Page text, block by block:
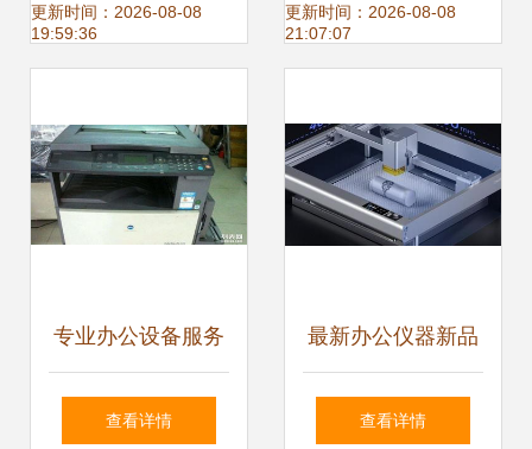
家生活更便捷
更新时间：2026-08-08
19:59:36
卖指南
更新时间：2026-08-08
21:07:07
专业办公设备服务
租赁、销售与维修
查看详情
最新办公仪器新品
推荐 高效升级，什
查看详情